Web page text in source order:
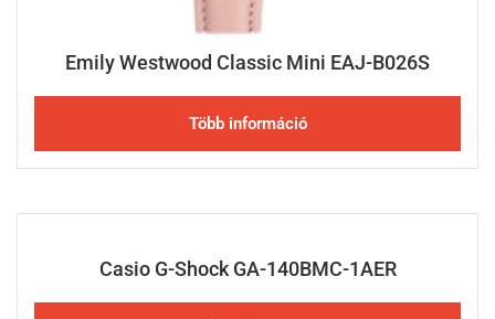
Emily Westwood Classic Mini EAJ-B026S
Több információ
Casio G-Shock GA-140BMC-1AER